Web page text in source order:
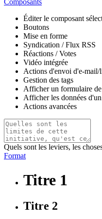
Composants
Éditer le composant
Boutons
Mise en forme
Syndication / Flux RSS
Réactions / Votes
Vidéo intégrée
Actions d'envoi d'e-mail/
Gestion des tags
Afficher un formulaire
Afficher les données
Actions avancées
Quels sont les leviers, les
Format
Titre 1
Titre 2